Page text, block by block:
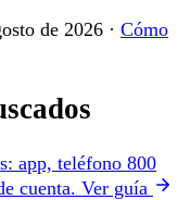
de 2026 · Cómo
app, teléfono 800
cuenta. Ver guía